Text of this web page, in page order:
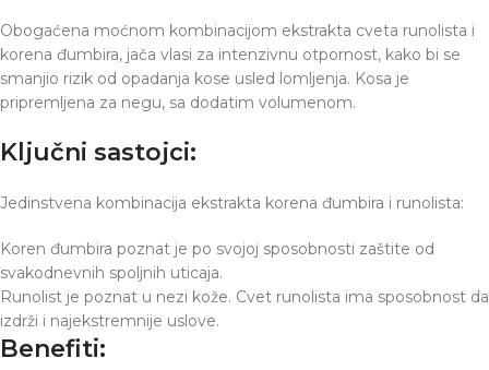
Obogaćena moćnom kombinacijom ekstrakta cveta runolista i
korena đumbira, jača vlasi za intenzivnu otpornost, kako bi se
smanjio rizik od opadanja kose usled lomljenja. Kosa je
pripremljena za negu, sa dodatim volumenom.
Ključni sastojci:
Jedinstvena kombinacija ekstrakta korena đumbira i runolista:
Koren đumbira poznat je po svojoj sposobnosti zaštite od
svakodnevnih spoljnih uticaja.
Runolist je poznat u nezi kože. Cvet runolista ima sposobnost da
izdrži i najekstremnije uslove.
Benefiti: